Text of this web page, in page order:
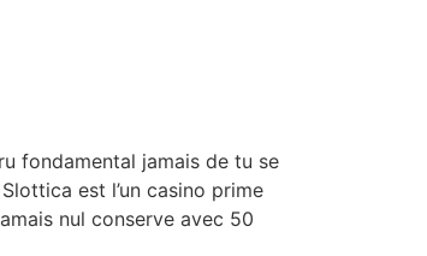
fondamental jamais de tu se
est l’un casino prime
nul conserve avec 50